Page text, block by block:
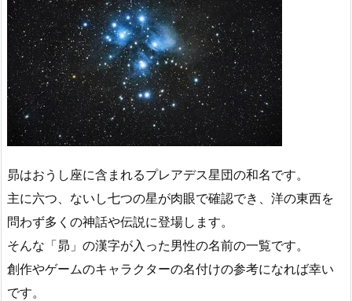
昴はおうし座に含まれるプレアデス星団の和名です。
主に六つ、ないし七つの星が肉眼で確認でき、洋の東西を
問わず多くの神話や伝説に登場します。
そんな「昴」の漢字が入った男性の名前の一覧です。
創作やゲームのキャラクターの名付けの参考になれば幸い
です。